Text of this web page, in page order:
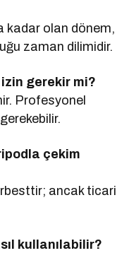
kadar olan dönem,
zaman dilimidir.
gerekir mi?
Profesyonel
çekim
ancak ticari
kullanılabilir?